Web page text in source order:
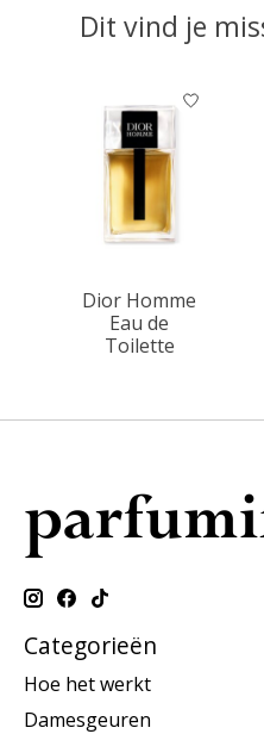
Dit vind je
Items van productcarrousel
Dior Homme
Eau de
Toilette
Categorieën
Hoe het werkt
Damesgeuren